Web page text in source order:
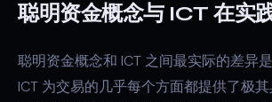
聪明资金概念与 ICT 在实
聪明资金概念和 ICT 之间最实际的差异是
ICT 为交易的几乎每个方面都提供了极